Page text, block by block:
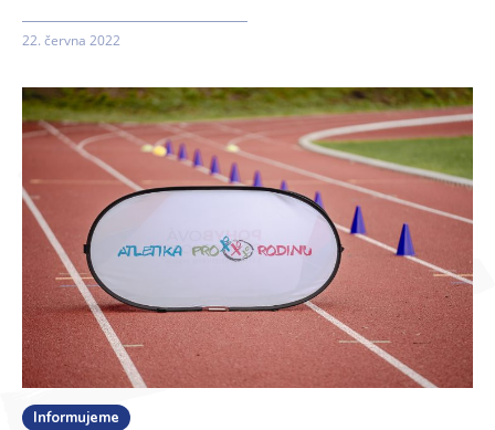
22. června 2022
Informujeme